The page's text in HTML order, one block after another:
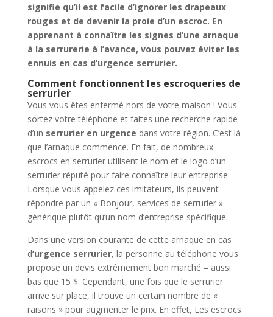
signifie qu’il est facile d’ignorer les drapeaux
rouges et de devenir la proie d’un escroc. En
apprenant à connaître les signes d’une arnaque
à la serrurerie à l’avance, vous pouvez éviter les
ennuis en cas d’urgence serrurier.
Comment fonctionnent les escroqueries de
serrurier
Vous vous êtes enfermé hors de votre maison ! Vous
sortez votre téléphone et faites une recherche rapide
d’un serrurier en urgence dans votre région. C’est là
que l’arnaque commence. En fait, de nombreux
escrocs en serrurier utilisent le nom et le logo d’un
serrurier réputé pour faire connaître leur entreprise.
Lorsque vous appelez ces imitateurs, ils peuvent
répondre par un « Bonjour, services de serrurier »
générique plutôt qu’un nom d’entreprise spécifique.
Dans une version courante de cette arnaque en cas
d‘urgence serrurier, la personne au téléphone vous
propose un devis extrêmement bon marché – aussi
bas que 15 $. Cependant, une fois que le serrurier
arrive sur place, il trouve un certain nombre de «
raisons » pour augmenter le prix. En effet, Les escrocs